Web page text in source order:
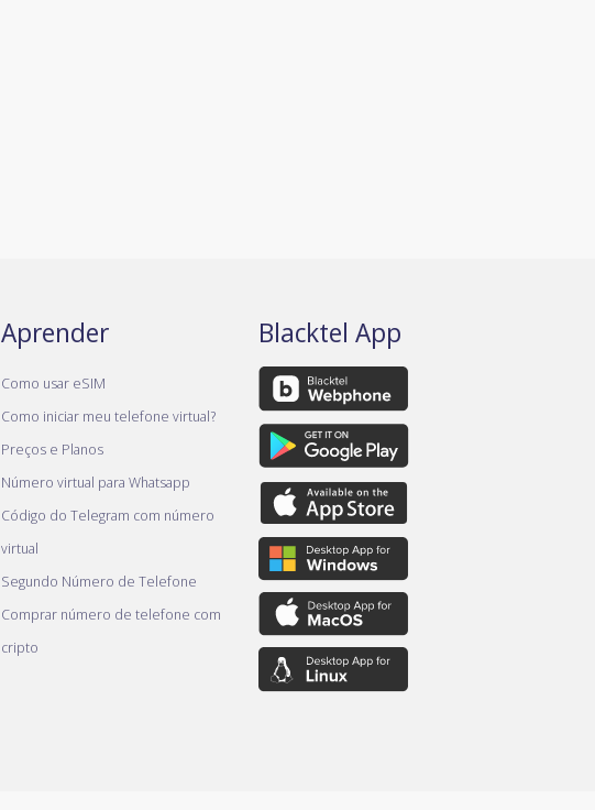
Aprender
Como usar eSIM
Como iniciar meu telefone virtual?
Preços e Planos
Número virtual para Whatsapp
Código do Telegram com número
virtual
Segundo Número de Telefone
Comprar número de telefone com
cripto
Blacktel App